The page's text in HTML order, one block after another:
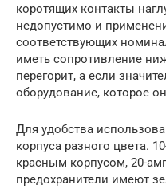
коротящих контакты
недопустимо и
соответствующих
иметь сопротивление
перегорит, а если
оборудование, которое
Для удобства
корпуса разного цвета.
красным корпусом, 20-
предохранители имеют